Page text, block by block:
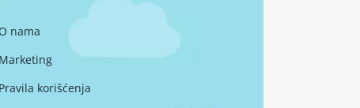
O nama
Marketing
Pravila korišćenja